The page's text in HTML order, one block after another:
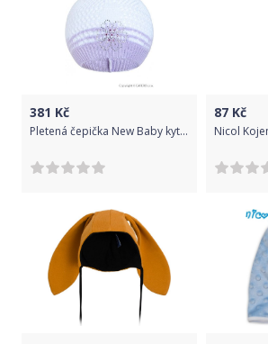
381 Kč
Pletená čepička New Baby kytička fialová, Fialová, 104 (3-4r)
87 Kč